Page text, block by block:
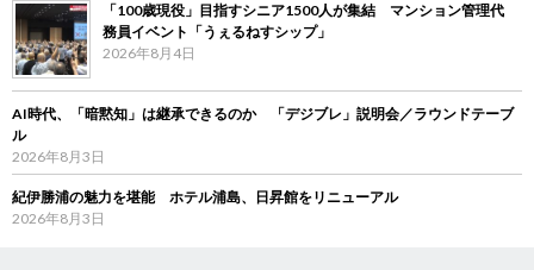
「100歳現役」目指すシニア1500人が集結 マンション管理代
務員イベント「うぇるねすシップ」
2026年8月4日
AI時代、「暗黙知」は継承できるのか 「デジブレ」説明会／ラウンドテーブ
ル
2026年8月3日
紀伊勝浦の魅力を堪能 ホテル浦島、日昇館をリニューアル
2026年8月3日